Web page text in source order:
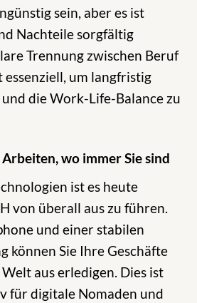
sein, aber es ist
Nachteile sorgfältig
Trennung zwischen Beruf
um langfristig
die Work-Life-Balance zu
wo immer Sie sind
ist es heute
von überall aus zu führen.
und einer stabilen
können Sie Ihre Geschäfte
aus erledigen. Dies ist
für digitale Nomaden und